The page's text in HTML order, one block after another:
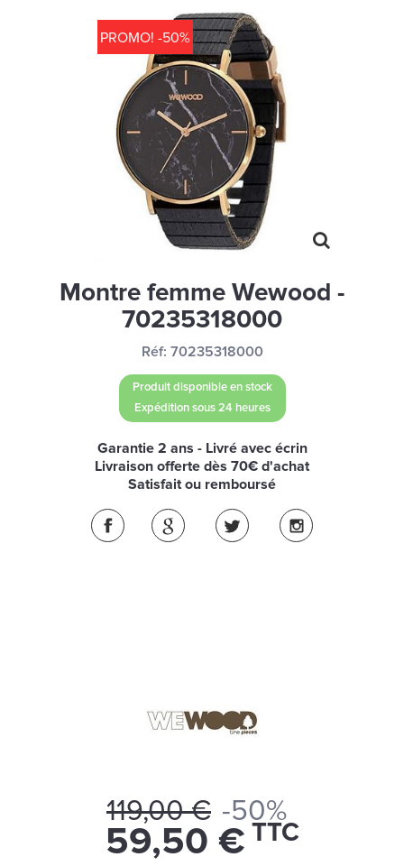
MONTRES
LES GEORGETTES
SWAROVSKI
BONNES AFFAIRES
CARTES CADEAUX
IDÉE CADEAUX
QUI SOMMES NOUS
PROMO! -50%
Montre femme Wewood -
70235318000
Réf: 70235318000
Produit disponible en stock
Expédition sous 24 heures
Garantie 2 ans - Livré avec écrin
Livraison offerte dès 70€ d'achat
Satisfait ou remboursé
119,00 € -50%
59,50 € TTC